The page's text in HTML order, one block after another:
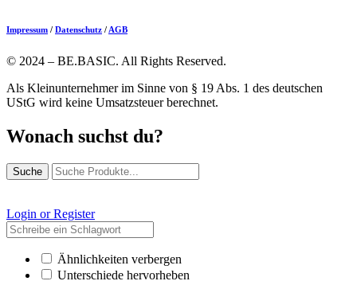
Impressum / Datenschutz / AGB
© 2024 – BE.BASIC. All Rights Reserved.
Als Kleinunternehmer im Sinne von § 19 Abs. 1 des deutschen
UStG wird keine Umsatzsteuer berechnet.
Wonach suchst du?
Suche
Login or Register
Ähnlichkeiten verbergen
Unterschiede hervorheben